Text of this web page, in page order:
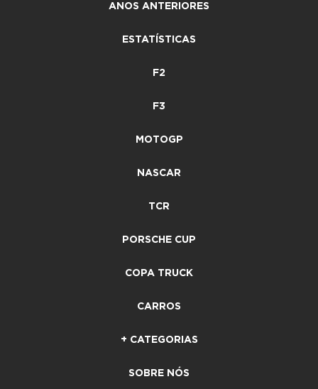
ANOS ANTERIORES
ESTATÍSTICAS
F2
F3
MOTOGP
NASCAR
TCR
PORSCHE CUP
COPA TRUCK
CARROS
+ CATEGORIAS
SOBRE NÓS